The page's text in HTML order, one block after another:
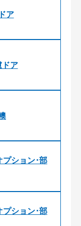
ア
ア
ション･部
ション･部